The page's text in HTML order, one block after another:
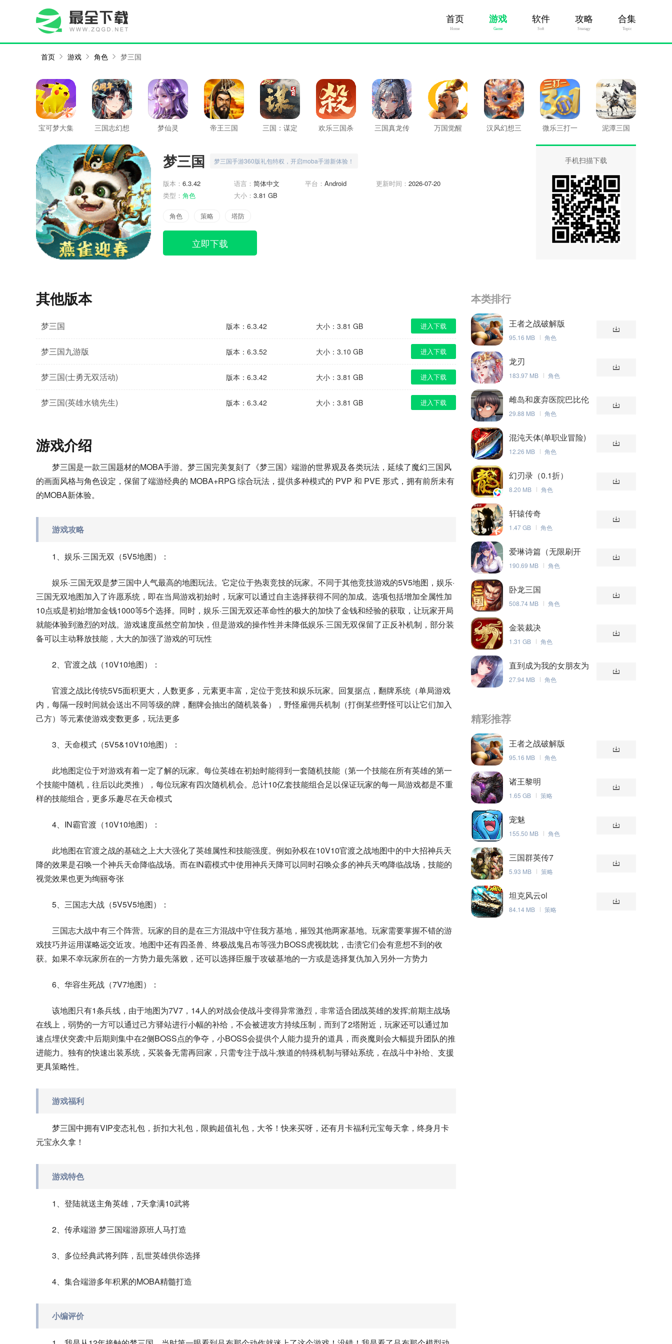
首页
Home
游戏
Game
软件
Soft
攻略
Stratagy
合集
Topic
首页 游戏 角色 梦三国
宝可梦大集
三国志幻想
梦仙灵 帝王三国
三国：谋定
欢乐三国杀 三国真龙传 万国觉醒
汉风幻想三
微乐三打一 泥潭三国
手机扫描下载
梦三国 梦三国手游360版礼包特权，开启moba手游新体验！
版本： 6.3.42 语言： 简体中文 平台： Android 更新时间： 2026-07-20
类型： 角色 大小： 3.81 GB
角色 策略 塔防
立即下载
其他版本
梦三国 版本：6.3.42 大小：3.81 GB 进入下载
梦三国九游版 版本：6.3.52 大小：3.10 GB 进入下载
梦三国(士勇无双活动) 版本：6.3.42 大小：3.81 GB 进入下载
梦三国(英雄水镜先生) 版本：6.3.42 大小：3.81 GB 进入下载
游戏介绍
梦三国是一款三国题材的MOBA手游。梦三国完美复刻了《梦三国》端游的世界观及各类玩法，延续了魔幻三国风
的画面风格与角色设定，保留了端游经典的 MOBA+RPG 综合玩法，提供多种模式的 PVP 和 PVE 形式，拥有前所未有
的MOBA新体验。
游戏攻略
1、娱乐·三国无双（5V5地图）：
娱乐·三国无双是梦三国中人气最高的地图玩法。它定位于热衷竞技的玩家。不同于其他竞技游戏的5V5地图，娱乐·
三国无双地图加入了许愿系统，即在当局游戏初始时，玩家可以通过自主选择获得不同的加成。选项包括增加全属性加
10点或是初始增加金钱1000等5个选择。同时，娱乐·三国无双还革命性的极大的加快了金钱和经验的获取，让玩家开局
就能体验到激烈的对战。游戏速度虽然空前加快，但是游戏的操作性并未降低娱乐·三国无双保留了正反补机制，部分装
备可以主动释放技能，大大的加强了游戏的可玩性
2、官渡之战（10V10地图）：
官渡之战比传统5V5面积更大，人数更多，元素更丰富，定位于竞技和娱乐玩家。回复据点，翻牌系统（单局游戏
内，每隔一段时间就会送出不同等级的牌，翻牌会抽出的随机装备），野怪雇佣兵机制（打倒某些野怪可以让它们加入
己方）等元素使游戏变数更多，玩法更多
3、天命模式（5V5&10V10地图）：
此地图定位于对游戏有着一定了解的玩家。每位英雄在初始时能得到一套随机技能（第一个技能在所有英雄的第一
个技能中随机，往后以此类推），每位玩家有四次随机机会。总计10亿套技能组合足以保证玩家的每一局游戏都是不重
样的技能组合，更多乐趣尽在天命模式
4、IN霸官渡（10V10地图）：
此地图在官渡之战的基础之上大大强化了英雄属性和技能强度。例如孙权在10V10官渡之战地图中的中大招神兵天
降的效果是召唤一个神兵天命降临战场。而在IN霸模式中使用神兵天降可以同时召唤众多的神兵天鸣降临战场，技能的
视觉效果也更为绚丽夸张
5、三国志大战（5V5V5地图）：
三国志大战中有三个阵营。玩家的目的是在三方混战中守住我方基地，摧毁其他两家基地。玩家需要掌握不错的游
戏技巧并运用谋略远交近攻。地图中还有四圣兽、终极战鬼吕布等强力BOSS虎视眈眈，击溃它们会有意想不到的收
获。如果不幸玩家所在的一方势力最先落败，还可以选择臣服于攻破基地的一方或是选择复仇加入另外一方势力
6、华容生死战（7V7地图）：
该地图只有1条兵线，由于地图为7V7，14人的对战会使战斗变得异常激烈，非常适合团战英雄的发挥;前期主战场
在线上，弱势的一方可以通过己方驿站进行小幅的补给，不会被进攻方持续压制，而到了2塔附近，玩家还可以通过加
速点埋伏突袭;中后期则集中在2侧BOSS点的争夺，小BOSS会提供个人能力提升的道具，而炎魔则会大幅提升团队的推
进能力。独有的快速出装系统，买装备无需再回家，只需专注于战斗;狭道的特殊机制与驿站系统，在战斗中补给、支援
更具策略性。
游戏福利
梦三国中拥有VIP变态礼包，折扣大礼包，限购超值礼包，大爷！快来买呀，还有月卡福利元宝每天拿，终身月卡
元宝永久拿！
游戏特色
1、登陆就送主角英雄，7天拿满10武将
2、传承端游 梦三国端游原班人马打造
3、多位经典武将列阵，乱世英雄供你选择
4、集合端游多年积累的MOBA精髓打造
小编评价
本类排行
王者之战破解版
95.16 MB 角色
龙刃
183.97 MB 角色
雌岛和废弃医院巴比伦
汉化版
29.88 MB 角色
混沌天体(单职业冒险)
12.26 MB 角色
幻刃录（0.1折）
8.20 MB 角色
轩辕传奇
1.47 GB 角色
爱琳诗篇（无限刷开
局）
190.69 MB 角色
卧龙三国
508.74 MB 角色
金装裁决
1.31 GB 角色
直到成为我的女朋友为
止（附礼包码）
27.94 MB 角色
精彩推荐
王者之战破解版
95.16 MB 角色
诸王黎明
1.65 GB 策略
宠魅
155.50 MB 角色
三国群英传7
5.93 MB 策略
坦克风云ol
84.14 MB 策略